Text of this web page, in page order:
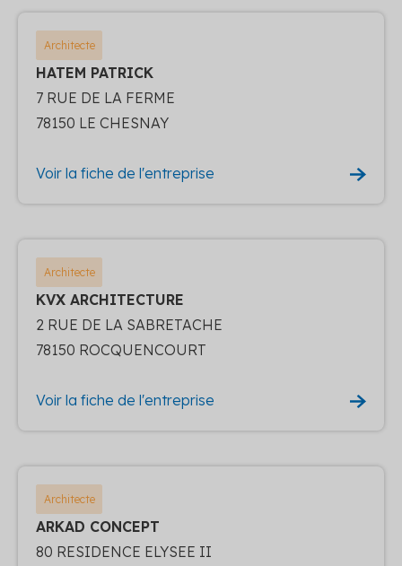
Architecte
HATEM PATRICK
7 RUE DE LA FERME
78150 LE CHESNAY
Voir la fiche de l'entreprise
Architecte
KVX ARCHITECTURE
2 RUE DE LA SABRETACHE
78150 ROCQUENCOURT
Voir la fiche de l'entreprise
Architecte
ARKAD CONCEPT
80 RESIDENCE ELYSEE II